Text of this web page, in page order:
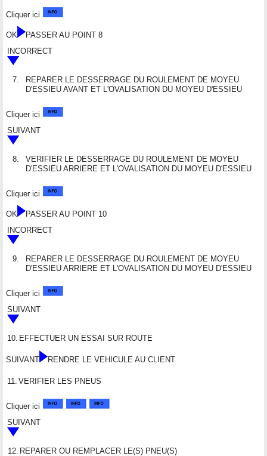
Cliquer ici
OK
PASSER AU POINT 8
INCORRECT
7.
REPARER LE DESSERRAGE DU ROULEMENT DE MOYEU
D'ESSIEU AVANT ET L'OVALISATION DU MOYEU D'ESSIEU
Cliquer ici
SUIVANT
8.
VERIFIER LE DESSERRAGE DU ROULEMENT DE MOYEU
D'ESSIEU ARRIERE ET L'OVALISATION DU MOYEU D'ESSIEU
Cliquer ici
OK
PASSER AU POINT 10
INCORRECT
9.
REPARER LE DESSERRAGE DU ROULEMENT DE MOYEU
D'ESSIEU ARRIERE ET L'OVALISATION DU MOYEU D'ESSIEU
Cliquer ici
SUIVANT
10. EFFECTUER UN ESSAI SUR ROUTE
SUIVANT RENDRE LE VEHICULE AU CLIENT
11. VERIFIER LES PNEUS
Cliquer ici
SUIVANT
12. REPARER OU REMPLACER LE(S) PNEU(S)